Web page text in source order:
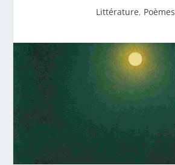
Littérature, Poèmes